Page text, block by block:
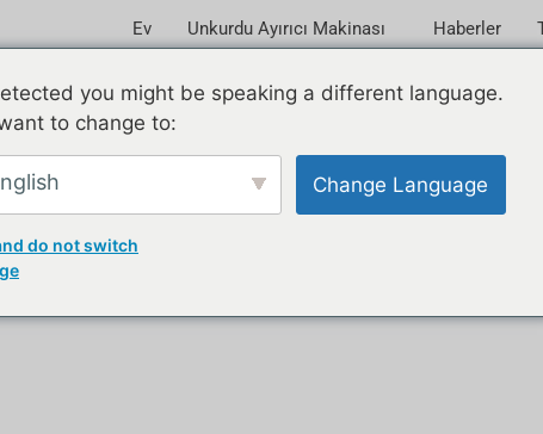
Ev Unkurdu Ayırıcı Makinası Haberler
you might be speaking a different language.
to change to:
Change Language
do not switch